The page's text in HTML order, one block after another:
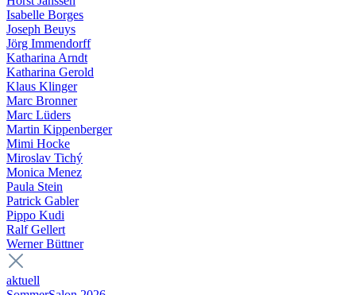
Isabelle Borges
Joseph Beuys
Jörg Immendorff
Katharina Arndt
Katharina Gerold
Klaus Klinger
Marc Bronner
Marc Lüders
Martin Kippenberger
Mimi Hocke
Miroslav Tichý
Monica Menez
Paula Stein
Patrick Gabler
Pippo Kudi
Ralf Gellert
Werner Büttner
aktuell